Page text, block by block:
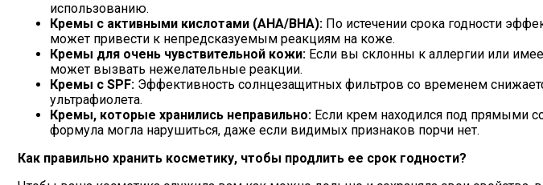
использованию.
Кремы с активными кислотами (AHA/BHA): По истечении срока годности
может привести к непредсказуемым реакциям на коже.
Кремы для очень чувствительной кожи: Если вы склонны к аллергии или
может вызвать нежелательные реакции.
Кремы с SPF: Эффективность солнцезащитных фильтров со временем
ультрафиолета.
Кремы, которые хранились неправильно: Если крем находился под прямыми
формула могла нарушиться, даже если видимых признаков порчи нет.
Как правильно хранить косметику, чтобы продлить ее срок годности?